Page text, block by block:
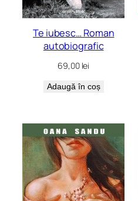
Te iubesc… Roman
autobiografic
69,00 lei
Adaugă în coș